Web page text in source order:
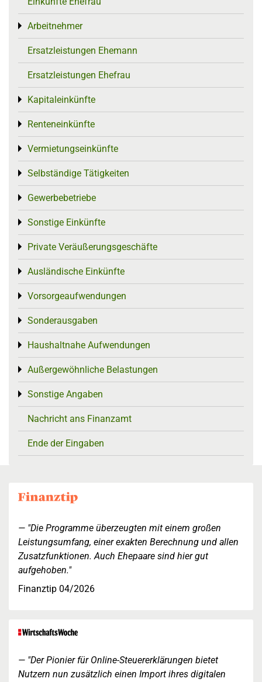
Arbeitnehmer
Toggle menu
Ersatzleistungen Ehemann
Ersatzleistungen Ehefrau
Kapitaleinkünfte
Toggle menu
Renteneinkünfte
Toggle menu
Vermietungseinkünfte
Toggle menu
Selbständige Tätigkeiten
Toggle menu
Gewerbebetriebe
Toggle menu
Sonstige Einkünfte
Toggle menu
Private Veräußerungsgeschäfte
Toggle menu
Ausländische Einkünfte
Toggle menu
Vorsorgeaufwendungen
Toggle menu
Sonderausgaben
Toggle menu
Haushaltnahe Aufwendungen
Toggle menu
Außergewöhnliche Belastungen
Toggle menu
Sonstige Angaben
Toggle menu
Nachricht ans Finanzamt
Ende der Eingaben
"Die Programme überzeugten mit einem großen
Leistungsumfang, einer exakten Berechnung und allen
Zusatzfunktionen. Auch Ehepaare sind hier gut
aufgehoben."
Finanztip 04/2026
"Der Pionier für Online-Steuererklärungen bietet
Nutzern nun zusätzlich einen Import ihres digitalen